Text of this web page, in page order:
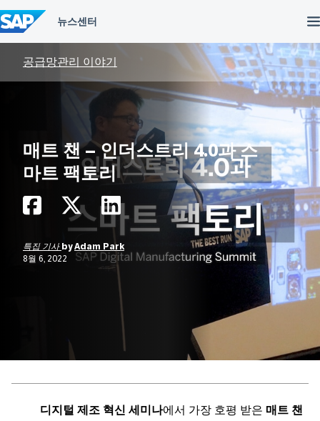
텐
츠
건
공급망관리 이야기
매트 챈 – 인더스트리 4.0과 스
마트 팩토리
특집 기사 byAdam Park
8월 6, 2022
디지털 제조 혁신 세미나에서 가장 호평 받은 매트 챈